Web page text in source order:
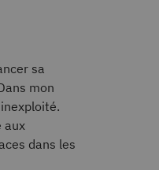
sa
mon
aux
dans les